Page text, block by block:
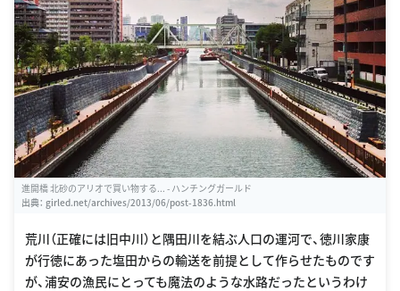
進開橋 北砂のアリオで買い物する... - ハンチングガールド
出典： girled.net/archives/2013/06/post-1836.html
荒川（正確には旧中川）と隅田川を結ぶ人口の運河で、徳川家康
が行徳にあった塩田からの輸送を前提として作らせたものです
が、浦安の漁民にとっても魔法のような水路だったというわけ